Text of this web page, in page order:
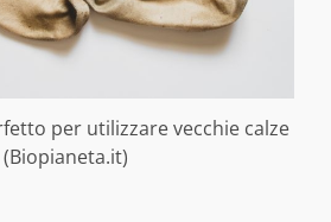
per utilizzare vecchie calze
(Biopianeta.it)